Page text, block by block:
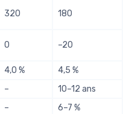
320 180
0 –20
4,0 %
4,5 %
–
10–12 ans
– 6–7 %